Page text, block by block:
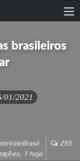
brasileiros
01/2021
255
1 hoje